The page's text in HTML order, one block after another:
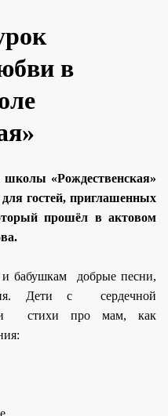
в
школы «Рождественская»
гостей, приглашенных
прошёл в актовом
бабушкам добрые песни,
Дети с сердечной
стихи про мам, как